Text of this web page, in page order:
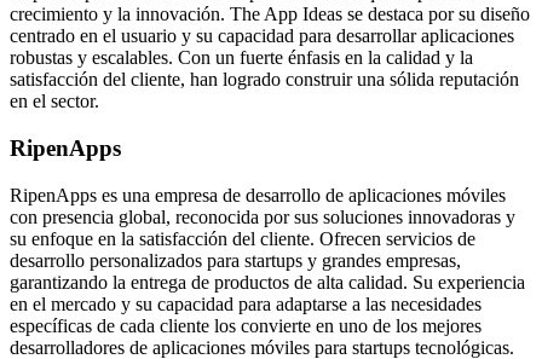
crecimiento y la innovación. The App Ideas se destaca por su diseño
centrado en el usuario y su capacidad para desarrollar aplicaciones
robustas y escalables. Con un fuerte énfasis en la calidad y la
satisfacción del cliente, han logrado construir una sólida reputación
en el sector.
RipenApps
RipenApps es una empresa de desarrollo de aplicaciones móviles
con presencia global, reconocida por sus soluciones innovadoras y
su enfoque en la satisfacción del cliente. Ofrecen servicios de
desarrollo personalizados para startups y grandes empresas,
garantizando la entrega de productos de alta calidad. Su experiencia
en el mercado y su capacidad para adaptarse a las necesidades
específicas de cada cliente los convierte en uno de los mejores
desarrolladores de aplicaciones móviles para startups tecnológicas.